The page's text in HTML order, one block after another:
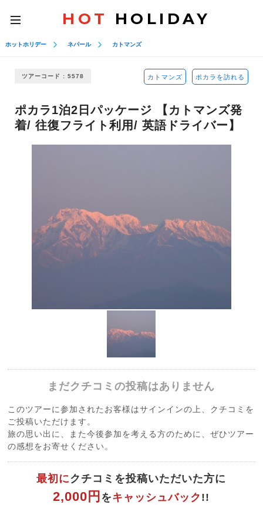
toggle
navigation
HOT HOLIDAY
ホットホリデー ネパール カトマンズ
ツアーコード : 5578 カトマンズ ポカラを訪れる
ポカラ1泊2日パッケージ 【カトマンズ発
着/ 往復フライト利用/ 英語ドライバー】
まだクチコミの投稿はありません
このツアーに参加されたお客様はサインインの上、クチコミを
ご投稿いただけます。
旅の思い出に、また今後参加を考える方のために、ぜひツアー
の感想をお寄せください。
最初にクチコミを投稿いただいた方に
2,000円 をキャッシュバック !!